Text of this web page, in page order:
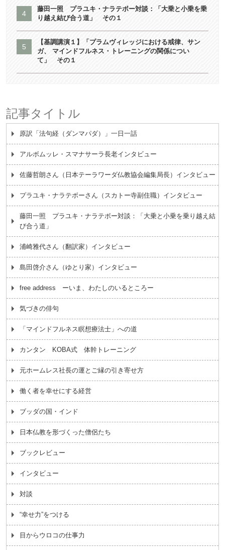
藤田一照 プラユキ・ナラテボー対談：「大乗と小乗を乗
り越え結び合う道」 その１
【基調講演１】「プラムヴィレッジにおける戒律、サン
ガ、 マインドフルネス・トレーニングの関係につい
て」 その１
記事タイトル
原訳「法句経（ダンマパダ）」一日一話
アルボムッレ・スマナサーラ長老インタビュー
佐藤哲朗さん（日本テーラワーダ仏教協会編集局長）インタビュー
プラユキ・ナラテボーさん（スカトー寺副住職）インタビュー
藤田一照 プラユキ・ナラテボー対談：「大乗と小乗を乗り越え結
び合う道」
浦崎雅代さん（翻訳家）インタビュー
島田啓介さん（ゆとり家）インタビュー
free address ーいま、わたしのいるところー
気づきの俳句
「マインドフルネス瞑想療法士」への道
カンタン KOBA式 体幹トレーニング
元ホームレス社長の運とご縁の引き寄せ方
働く者を幸せにする経営
ブッダの国・インド
日本仏教を形づくった僧侶たち
ブックレビュー
インタビュー
対談
“幸せ力”をつける
目からウロコの仕事力